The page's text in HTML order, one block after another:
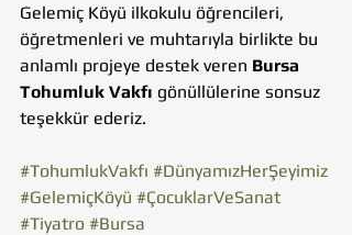
Gelemiç Köyü ilkokulu öğrencileri,
öğretmenleri ve muhtarıyla birlikte bu
anlamlı projeye destek veren Bursa
Tohumluk Vakfı gönüllülerine sonsuz
teşekkür ederiz.
#TohumlukVakfı #DünyamızHerŞeyimiz
#GelemiçKöyü #ÇocuklarVeSanat
#Tiyatro #Bursa